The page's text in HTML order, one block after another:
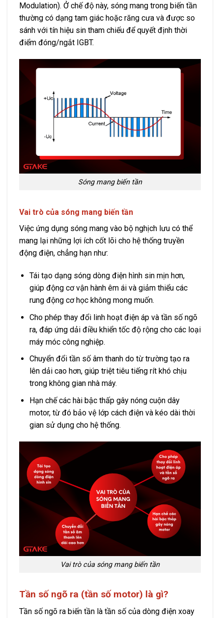
Modulation). Ở chế độ này, sóng mang trong biến tần
thường có dạng tam giác hoặc răng cưa và được so
sánh với tín hiệu sin tham chiếu để quyết định thời
điểm đóng/ngắt IGBT.
Sóng mang biến tần
Vai trò của sóng mang biến tần
Việc ứng dụng sóng mang vào bộ nghịch lưu có thể
mang lại những lợi ích cốt lõi cho hệ thống truyền
động điện, chẳng hạn như:
Tái tạo dạng sóng dòng điện hình sin mịn hơn,
giúp động cơ vận hành êm ái và giảm thiểu các
rung động cơ học không mong muốn.
Cho phép thay đổi linh hoạt điện áp và tần số ngõ
ra, đáp ứng dải điều khiển tốc độ rộng cho các loại
máy móc công nghiệp.
Chuyển đổi tần số âm thanh do từ trường tạo ra
lên dải cao hơn, giúp triệt tiêu tiếng rít khó chịu
trong không gian nhà máy.
Hạn chế các hài bậc thấp gây nóng cuộn dây
motor, từ đó bảo vệ lớp cách điện và kéo dài thời
gian sử dụng cho hệ thống.
Vai trò của sóng mang biến tần
Tần số ngõ ra (tần số motor) là gì?
Tần số ngõ ra biến tần là tần số của dòng điện xoay